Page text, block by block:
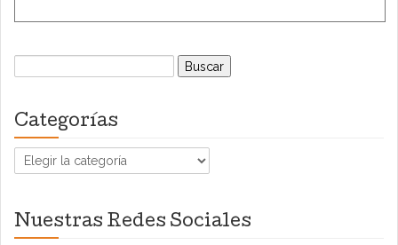
Buscar:
Categorías
Categorías
Nuestras Redes Sociales